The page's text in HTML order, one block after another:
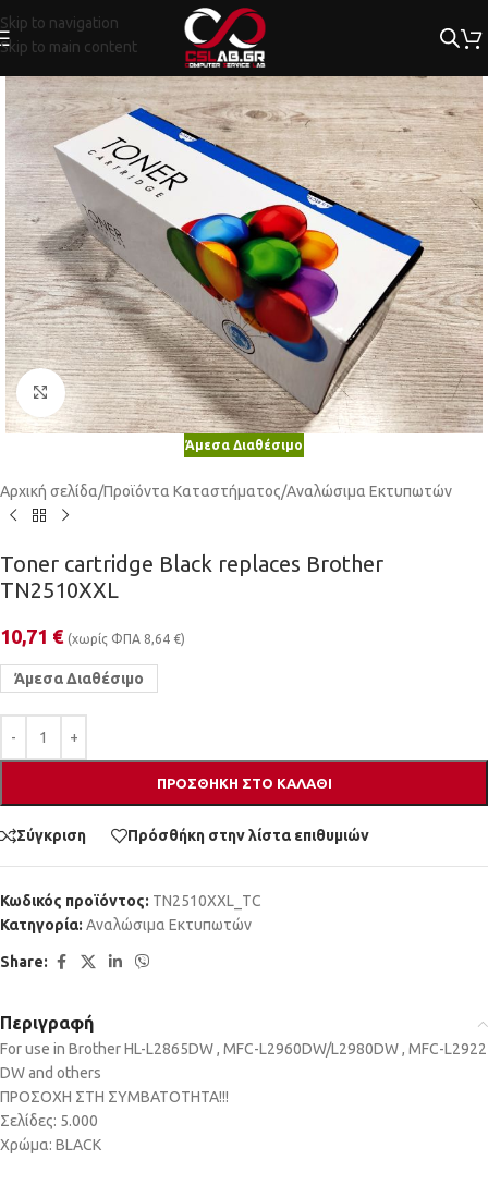
Skip to navigation
Skip to main content
Κλικ για μεγέθυνση
Άμεσα Διαθέσιμο
Αρχική σελίδα/Προϊόντα Καταστήματος/Αναλώσιμα Εκτυπωτών
Toner cartridge Black replaces Brother
TN2510XXL
10,71 € (χωρίς ΦΠΑ 8,64 €)
Άμεσα Διαθέσιμο
ΠΡΟΣΘΉΚΗ ΣΤΟ ΚΑΛΆΘΙ
Σύγκριση Πρόσθήκη στην λίστα επιθυμιών
Κωδικός προϊόντος: TN2510XXL_TC
Κατηγορία: Αναλώσιμα Εκτυπωτών
Share:
Περιγραφή
For use in Brother HL-L2865DW , MFC-L2960DW/L2980DW , MFC-L2922
DW and others
ΠΡΟΣΟΧΗ ΣΤΗ ΣΥΜΒΑΤΟΤΗΤΑ!!!
Σελίδες: 5.000
Χρώμα: BLACK